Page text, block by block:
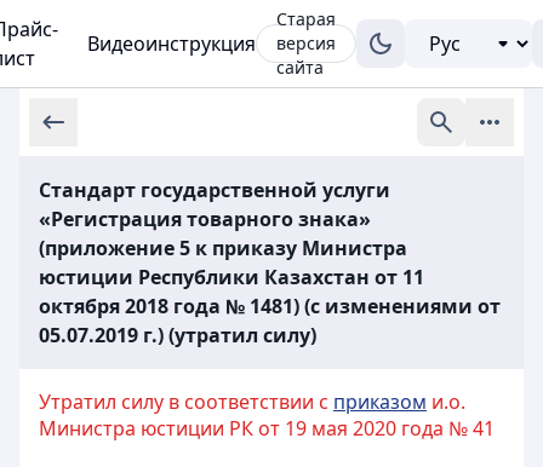
Видеоинструкция
Старая
версия
сайта
Стандарт государственной услуги
«Регистрация товарного знака»
(приложение 5 к приказу Министра
юстиции Республики Казахстан от 11
октября 2018 года № 1481) (с изменениями от
05.07.2019 г.) (утратил силу)
Утратил силу в соответствии с приказом и.о.
Министра юстиции РК от 19 мая 2020 года № 41